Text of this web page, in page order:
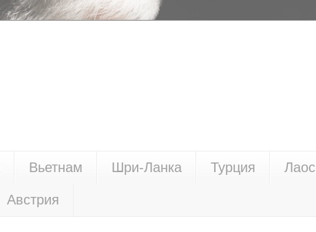
Вьетнам Шри-Ланка Турция Лаос
Австрия